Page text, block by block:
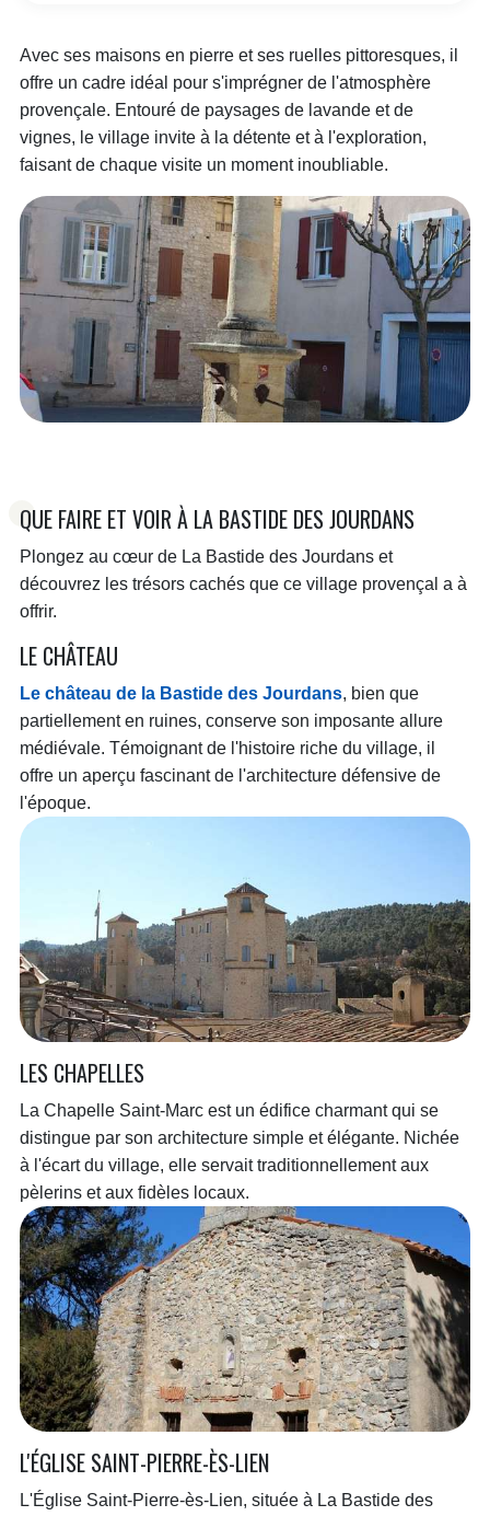
Avec ses maisons en pierre et ses ruelles pittoresques, il
offre un cadre idéal pour s'imprégner de l'atmosphère
provençale. Entouré de paysages de lavande et de
vignes, le village invite à la détente et à l'exploration,
faisant de chaque visite un moment inoubliable.
QUE FAIRE ET VOIR À LA BASTIDE DES JOURDANS
Plongez au cœur de La Bastide des Jourdans et
découvrez les trésors cachés que ce village provençal a à
offrir.
LE CHÂTEAU
Le château de la Bastide des Jourdans, bien que
partiellement en ruines, conserve son imposante allure
médiévale. Témoignant de l'histoire riche du village, il
offre un aperçu fascinant de l'architecture défensive de
l'époque.
LES CHAPELLES
La Chapelle Saint-Marc est un édifice charmant qui se
distingue par son architecture simple et élégante. Nichée
à l'écart du village, elle servait traditionnellement aux
pèlerins et aux fidèles locaux.
L'ÉGLISE SAINT-PIERRE-ÈS-LIEN
L'Église Saint-Pierre-ès-Lien, située à La Bastide des